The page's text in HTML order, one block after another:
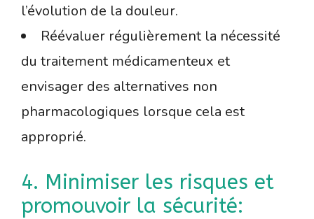
l’évolution de la douleur.
Réévaluer régulièrement la nécessité
du traitement médicamenteux et
envisager des alternatives non
pharmacologiques lorsque cela est
approprié.
4. Minimiser les risques et
promouvoir la sécurité: